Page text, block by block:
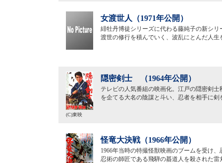
女渡世人（1971年公開）
緋牡丹博徒シリーズに代わる藤純子の新シ
渡世の修行を積んでいく、波乱にとんだ人
隠密剣士 （1964年公開）
テレビの人気番組の映画化。江戸の隠密剣
を企てる大名の陰謀と斗い、忍者を相手に
(C)東映
怪竜大決戦（1966年公開）
1966年当時の特撮怪獣映画のブームを受け
忍術の師匠である飛騨の蟇道人を殺された